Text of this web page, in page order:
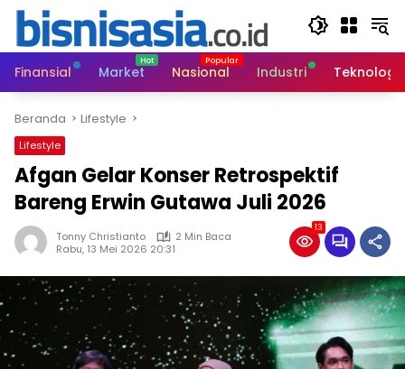
Finansial Market Nasional Industri Teknologi
Beranda Lifestyle
Lifestyle
Afgan Gelar Konser Retrospektif
Bareng Erwin Gutawa Juli 2026
Tonny Christianto
2 Min Baca
Rabu, 13 Mei 2026 20:31
13